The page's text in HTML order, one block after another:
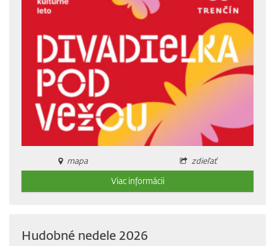
mapa
zdieľať
Viac informácii
Hudobné nedele 2026